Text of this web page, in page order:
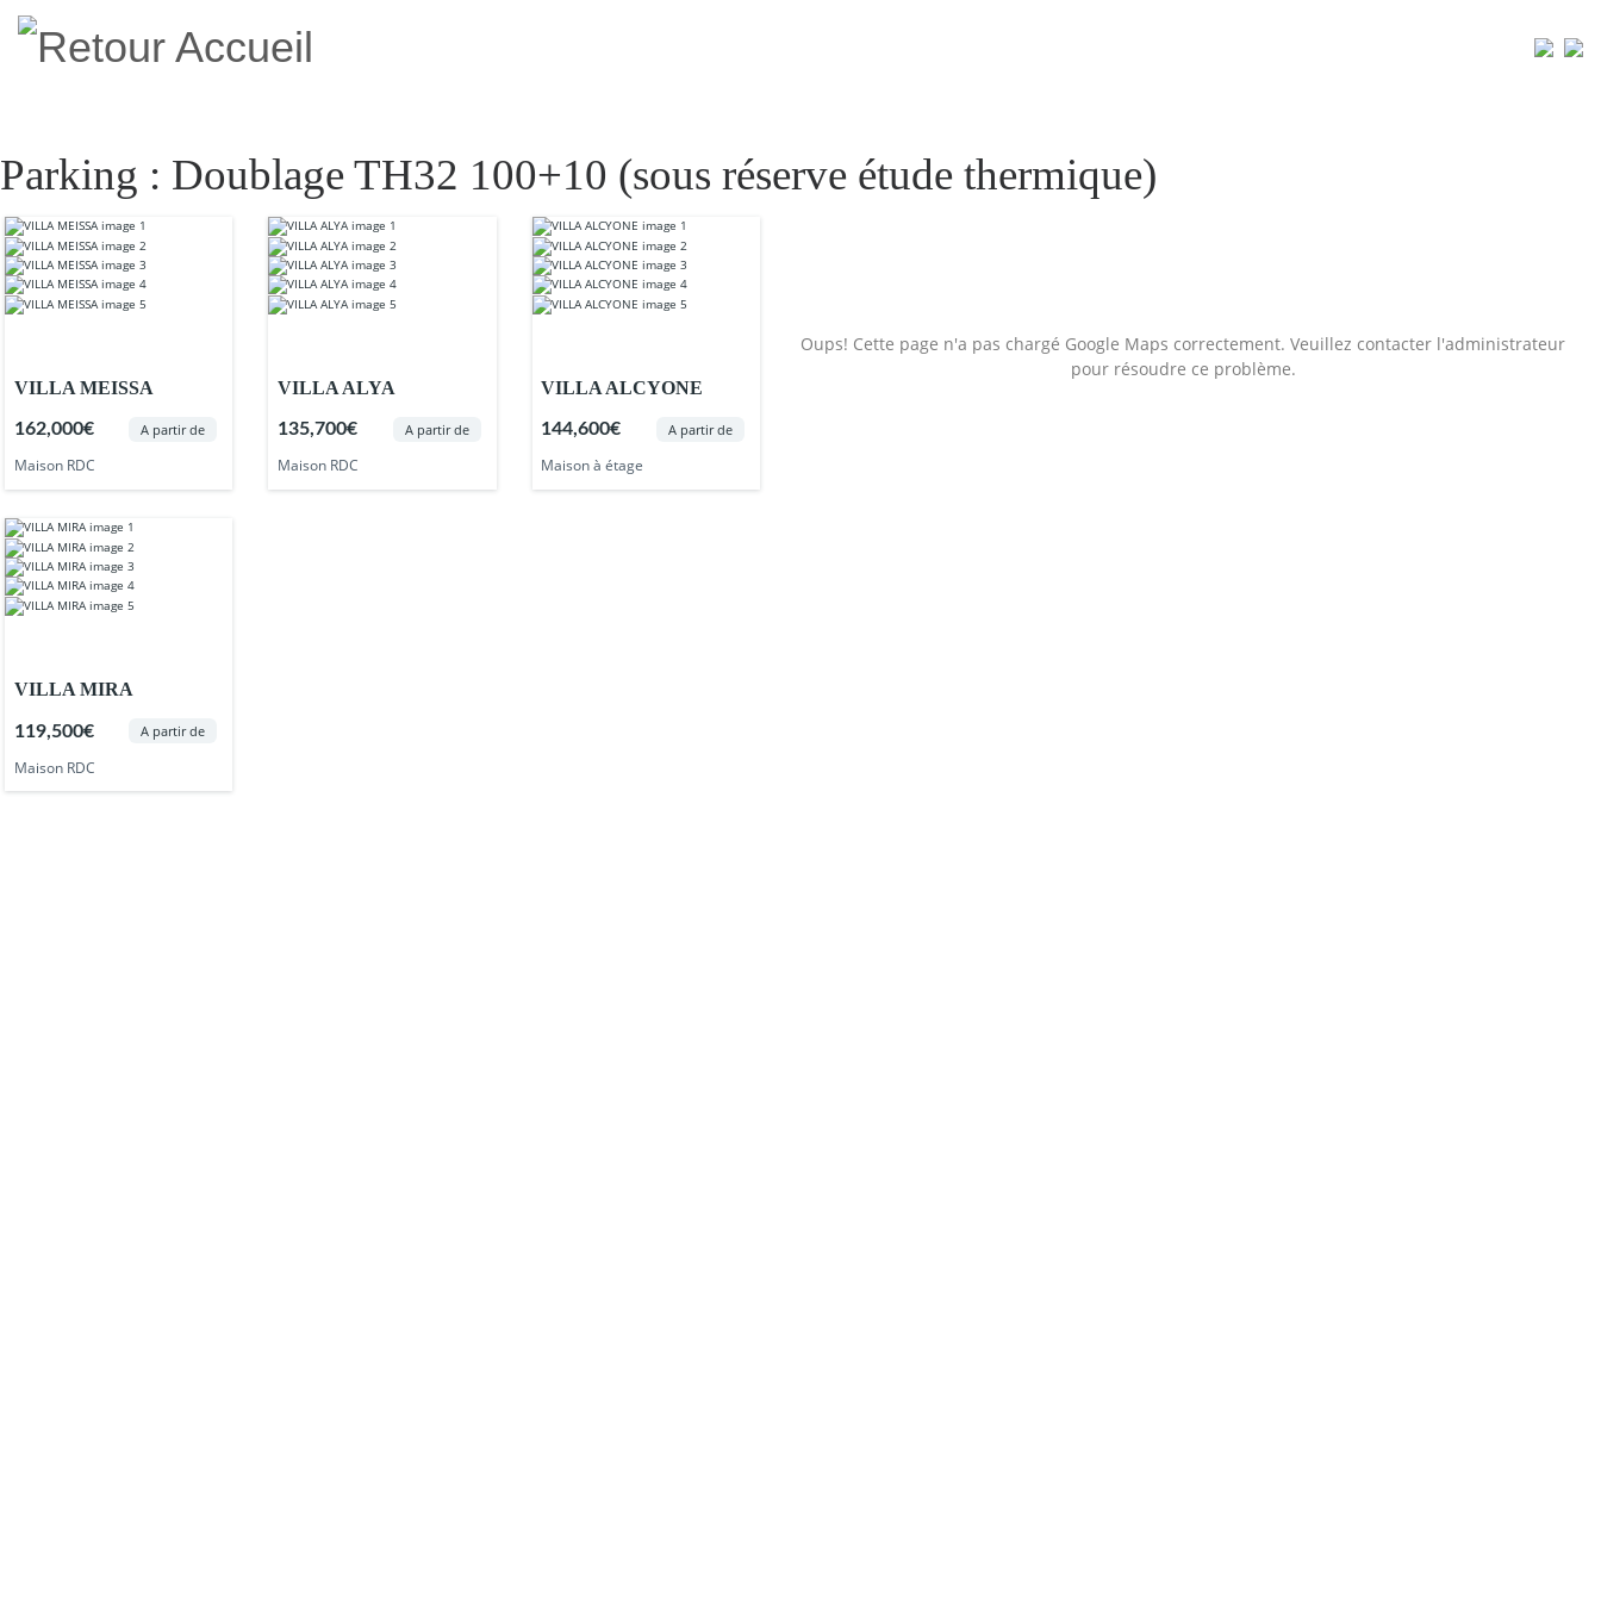
Skip to content
Parking : Doublage TH32 100+10 (sous réserve étude thermique)
VILLA MEISSA
162,000€ A partir de
Maison RDC
VILLA ALYA
135,700€ A partir de
Maison RDC
VILLA ALCYONE
144,600€ A partir de
Maison à étage
VILLA MIRA
119,500€ A partir de
Maison RDC
Oups! Cette page n'a pas chargé Google Maps correctement. Veuillez contacter l'administrateur
pour résoudre ce problème.